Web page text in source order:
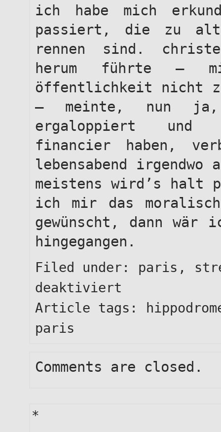
ich habe mich
passiert, die zu alt
rennen sind.
herum führte –
öffentlichkeit nicht
– meinte, nun
ergaloppiert und
financier haben,
lebensabend irgendwo
meistens wird’s halt
ich mir das
gewünscht, dann wär
hingegangen.
Filed under: paris ,
deaktiviert
ich
Article tags:
paris
Comments are closed.
*